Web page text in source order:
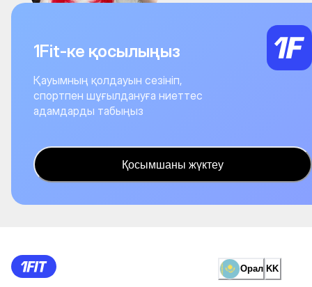
1Fit-ке қосылыңыз
Қауымның қолдауын сезініп,
спортпен шұғылдануға ниеттес
адамдарды табыңыз
Қосымшаны жүктеу
Орал KK